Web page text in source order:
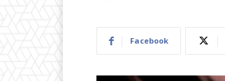
Facebook